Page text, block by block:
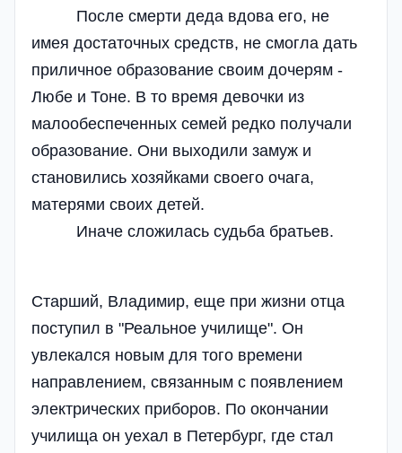
После смерти деда вдова его, не
имея достаточных средств, не смогла дать
приличное образование своим дочерям -
Любе и Тоне. В то время девочки из
малообеспеченных семей редко получали
образование. Они выходили замуж и
становились хозяйками своего очага,
матерями своих детей.
Иначе сложилась судьба братьев.
Старший, Владимир, еще при жизни отца
поступил в "Реальное училище". Он
увлекался новым для того времени
направлением, связанным с появлением
электрических приборов. По окончании
училища он уехал в Петербург, где стал